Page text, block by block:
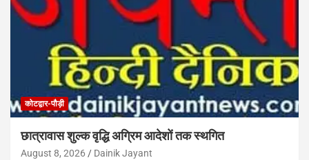
कोटद्वार-पौड़ी
छात्रावास शुल्क वृद्धि अग्रिम आदेशों तक स्थगित
August 8, 2026 Dainik Jayant